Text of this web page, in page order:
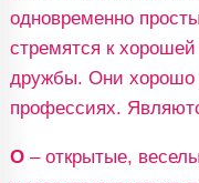
одновременно
стремятся к
дружбы. Они хорошо
профессиях.
О– открытые,